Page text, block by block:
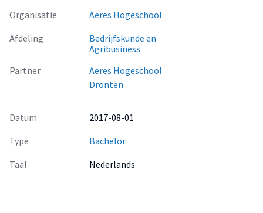
Organisatie
Aeres Hogeschool
Afdeling
Bedrijfskunde en
Agribusiness
Partner
Aeres Hogeschool
Dronten
Datum
2017-08-01
Type
Bachelor
Taal
Nederlands